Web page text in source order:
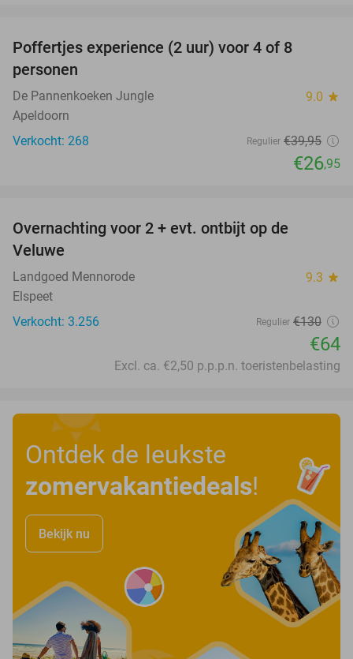
Poffertjes experience (2 uur) voor 4 of 8
personen
De Pannenkoeken Jungle 9.0 star
Apeldoorn
Verkocht: 268
Regulier €39,95
€26,95
Overnachting voor 2 + evt. ontbijt op de
Veluwe
Landgoed Mennorode 9.3 star
Elspeet
Verkocht: 3.256
Regulier €130
€64
Excl. ca. €2,50 p.p.p.n. toeristenbelasting
Ontdek de leukste
zomervakantiedeals!
Bekijk nu